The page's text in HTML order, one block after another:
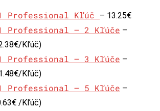
Professional Kľúč – 13.25€
Professional – 2 Kľúče –
Kľúč)
Professional – 3 Kľúče –
Kľúč)
Professional – 5 Kľúče –
/Kľúč)